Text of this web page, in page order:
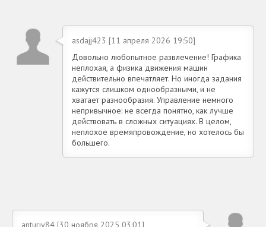
asdajj423 [11 апреля 2026 19:50]
Довольно любопытное развлечение! Графика
неплохая, а физика движения машин
действительно впечатляет. Но иногда задания
кажутся слишком однообразными, и не
хватает разнообразия. Управление немного
непривычное: не всегда понятно, как лучше
действовать в сложных ситуациях. В целом,
неплохое времяпровождение, но хотелось бы
большего.
anturiy84 [30 ноября 2025 03:01]